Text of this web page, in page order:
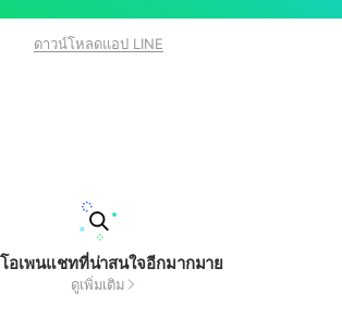
ดาวน์โหลดแอป LINE
อเพนแชทที่น่าสนใจอีกมากมาย
ดูเพิ่มเติม